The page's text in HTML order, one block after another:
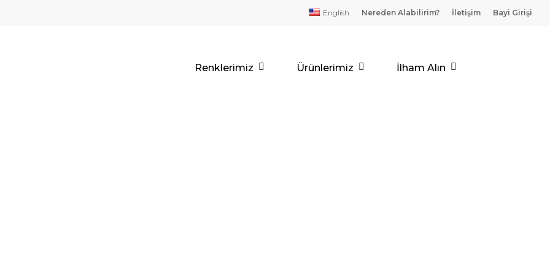
English Nereden Alabilirim? İletişim Bayi Girişi
Renklerimiz Ürünlerimiz İlham Alın